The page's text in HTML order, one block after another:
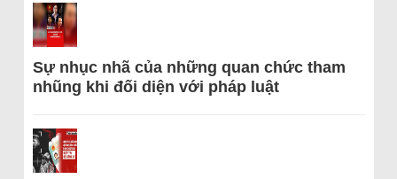
Sự nhục nhã của những quan chức tham
nhũng khi đối diện với pháp luật